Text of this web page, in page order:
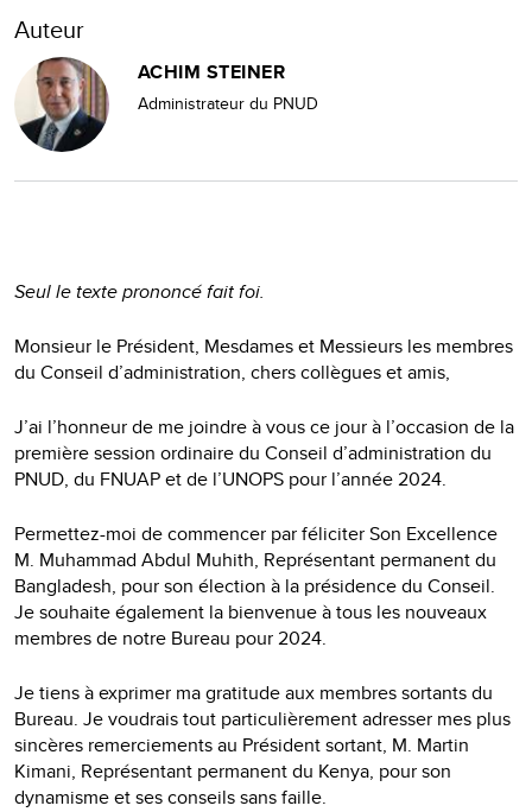
Auteur
ACHIM STEINER
Administrateur du PNUD
Seul le texte prononcé fait foi.
Monsieur le Président, Mesdames et Messieurs les membres
du Conseil d’administration, chers collègues et amis,
J’ai l’honneur de me joindre à vous ce jour à l’occasion de la
première session ordinaire du Conseil d’administration du
PNUD, du FNUAP et de l’UNOPS pour l’année 2024.
Permettez-moi de commencer par féliciter Son Excellence
M. Muhammad Abdul Muhith, Représentant permanent du
Bangladesh, pour son élection à la présidence du Conseil.
Je souhaite également la bienvenue à tous les nouveaux
membres de notre Bureau pour 2024.
Je tiens à exprimer ma gratitude aux membres sortants du
Bureau. Je voudrais tout particulièrement adresser mes plus
sincères remerciements au Président sortant, M. Martin
Kimani, Représentant permanent du Kenya, pour son
dynamisme et ses conseils sans faille.